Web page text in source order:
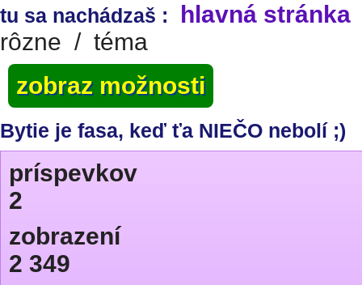
tu sa nachádzaš : hlavná stránka
rôzne / téma
zobraz možnosti
Bytie je fasa, keď ťa NIEČO nebolí ;)
príspevkov
2
zobrazení
2 349